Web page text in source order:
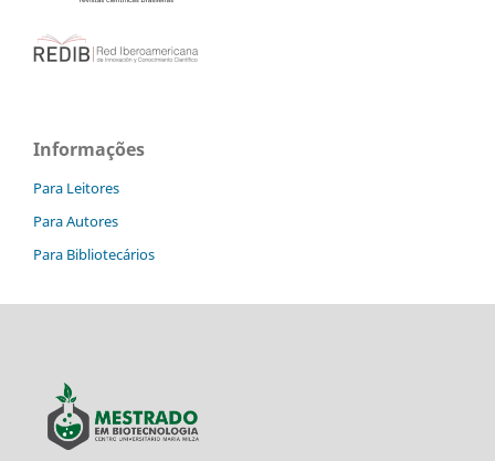
Informações
Para Leitores
Para Autores
Para Bibliotecários